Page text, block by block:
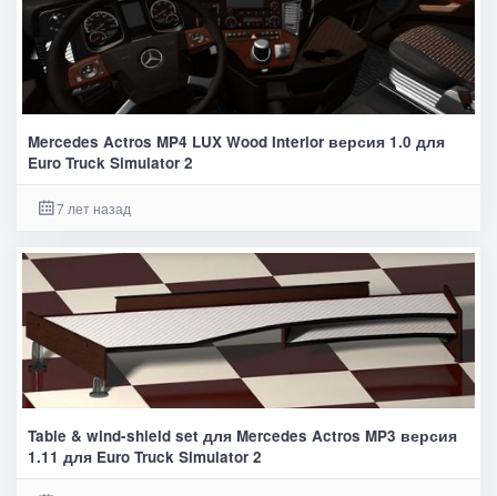
Mercedes Actros MP4 LUX Wood Interior версия 1.0 для
Euro Truck Simulator 2
7 лет назад
Table & wind-shield set для Mercedes Actros MP3 версия
1.11 для Euro Truck Simulator 2